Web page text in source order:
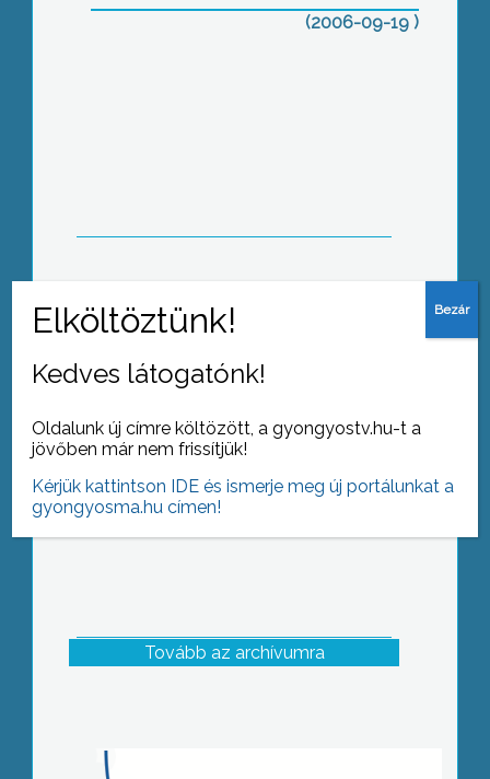
(2006-09-19 )
Ez másfajta vandalizmus – 56-os
Gyöngyösorosziban
Tovább az archívumra
Kedves látogatónk!
Oldalunk új címre költözött, a gyongyostv.hu-t a
jövőben már nem frissítjük!
Kérjük kattintson IDE és ismerje meg új portálunkat a
gyongyosma.hu címen!